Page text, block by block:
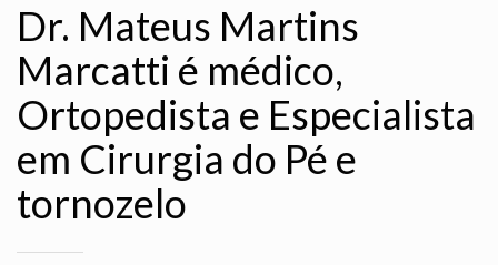
Dr. Mateus Martins
Marcatti é médico,
Ortopedista e Especialista
em Cirurgia do Pé e
tornozelo